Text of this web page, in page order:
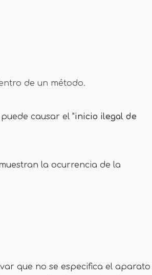
de un método.
causar el "inicio ilegal de
la ocurrencia de la
que no se especifica el aparato